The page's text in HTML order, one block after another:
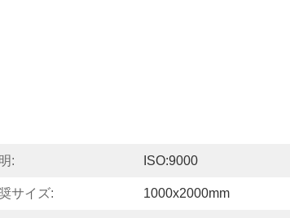
: ISO:9000
サイズ: 1000x2000mm